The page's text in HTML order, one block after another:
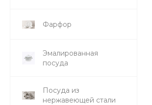
Фарфор
Эмалированная
посуда
Посуда из
нержавеющей стали